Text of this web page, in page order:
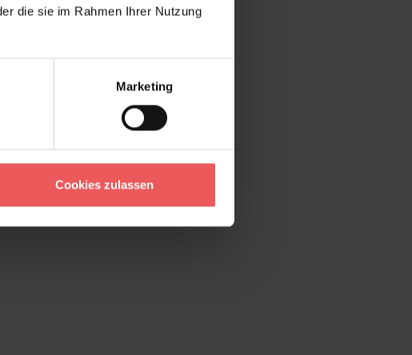
die sie im Rahmen Ihrer Nutzung
Marketing
Cookies zulassen